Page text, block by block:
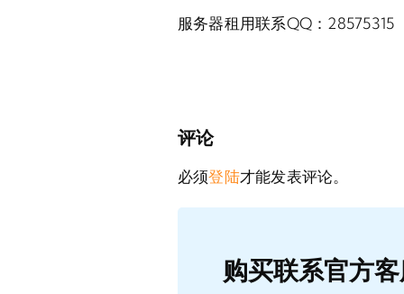
服务器租用联系QQ：28575315
评论
必须登陆才能发表评论。
购买联系官方